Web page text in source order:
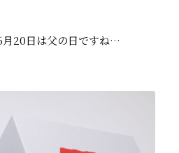
20日は父の日ですね…